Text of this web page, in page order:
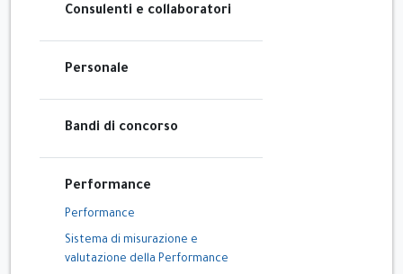
Consulenti e collaboratori
Personale
Bandi di concorso
Performance
Performance
Sistema di misurazione e
valutazione della Performance